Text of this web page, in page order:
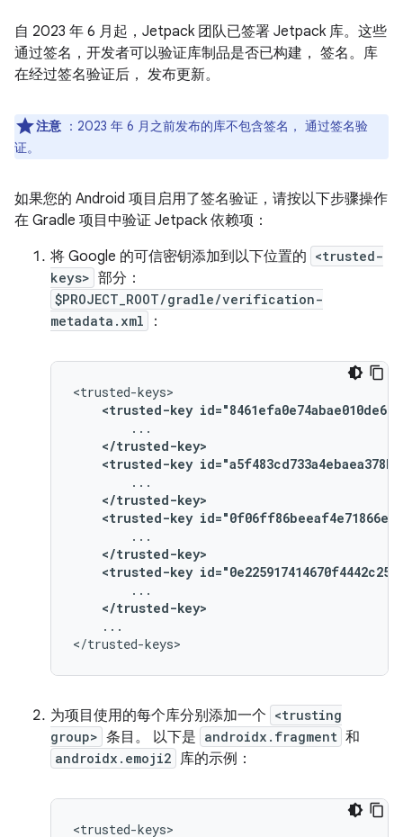
自 2023 年 6 月起，Jetpack 团队已签署 Jetpack 库。这些
通过签名，开发者可以验证库制品是否已构建， 签名。库
在经过签名验证后， 发布更新。
注意 ：2023 年 6 月之前发布的库不包含签名， 通过签名验
证。
如果您的 Android 项目启用了签名验证，请按以下步骤操作
在 Gradle 项目中验证 Jetpack 依赖项：
将 Google 的可信密钥添加到以下位置的 <trusted-
keys> 部分：
$PROJECT_ROOT/gradle/verification-
metadata.xml
：
<trusted-key
</trusted-key>
<trusted-key
</trusted-key>
<trusted-key
</trusted-key>
<trusted-key
</trusted-key>
...
为项目使用的每个库分别添加一个 <trusting
group> 条目。 以下是 androidx.fragment 和
androidx.emoji2 库的示例：